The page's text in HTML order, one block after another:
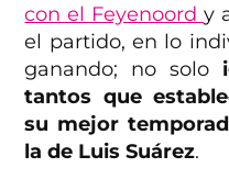
con el Feyenoordy
el partido, en lo
ganando; no solo
tantos que
su mejor
la de Luis Suárez.